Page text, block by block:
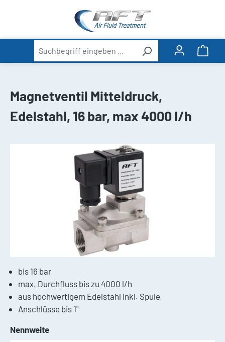
Magnetventil Mitteldruck,
Edelstahl, 16 bar, max 4000 l/h
Bildergalerie überspringen
bis 16 bar
max. Durchfluss bis zu 4000 l/h
aus hochwertigem Edelstahl inkl. Spule
Anschlüsse bis 1"
Nennweiteauswählen